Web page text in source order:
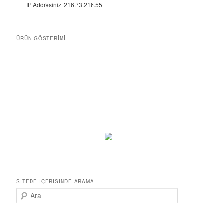
IP Addresiniz: 216.73.216.55
ÜRÜN GÖSTERIMI
SITEDE İÇERISINDE ARAMA
r